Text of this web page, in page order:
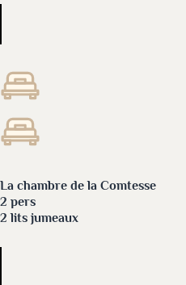
La chambre de la Comtesse
2 pers
2 lits jumeaux